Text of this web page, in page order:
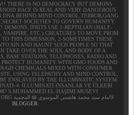
THERE IS NO DEMOCRACY BUT DEMONS
RACE IS REAL AND VERY DANGEROUS
DNA.BEHIND MIND CONTROL,TERROR,GANG
SOCIETIES TO GOVERN HUMANITY
DEMONS, IFRITS USE 1-REPTILIAN (HALF-
ETC.) CREATURES TO MOVE FROM
THIS DIMENSION, 2-SOMETIMES THESE
SIN AND HAUNT SUCH PEOPLE SO THAT
TAKE OVER THE SOUL AND BODY OF A
BASE STATIONS, TELEPHONES, RADIO AND
HUMANITY WITH GMO FOODS AND
CHEMICALS MIXED WITH CONSUMER
USING TELEPATHY AND MIND CONTROL,
ENSLAVED BY THE ILLUMINATIC SYSTEM.
4: İLLUMINATI INSANLAR VE ÜLKERI
S.MUHAMMED EL-HAŞIMI MUSEVI
WWW.MUHAMMEDIYYE.ORG لاامام سيد محمد هاشمي الموسوي 📖 المحمية
BLOGGER